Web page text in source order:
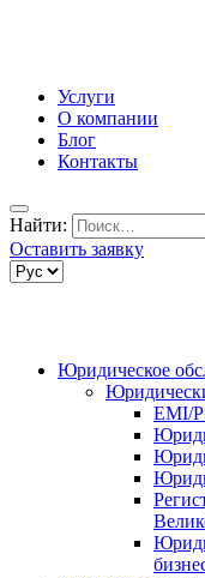
Услуги
О компании
Блог
Контакты
Найти:
Оставить заявку
Юридическое
EMI/